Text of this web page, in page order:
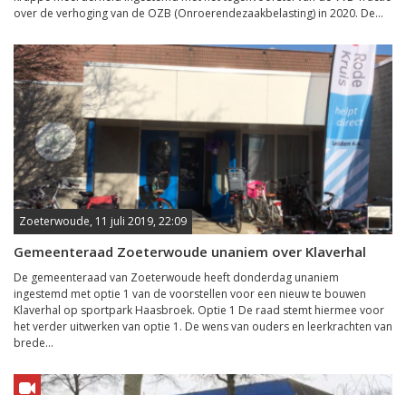
over de verhoging van de OZB (Onroerendezaakbelasting) in 2020. De...
Zoeterwoude, 11 juli 2019, 22:09
Gemeenteraad Zoeterwoude unaniem over Klaverhal
De gemeenteraad van Zoeterwoude heeft donderdag unaniem
ingestemd met optie 1 van de voorstellen voor een nieuw te bouwen
Klaverhal op sportpark Haasbroek. Optie 1 De raad stemt hiermee voor
het verder uitwerken van optie 1. De wens van ouders en leerkrachten van
brede...